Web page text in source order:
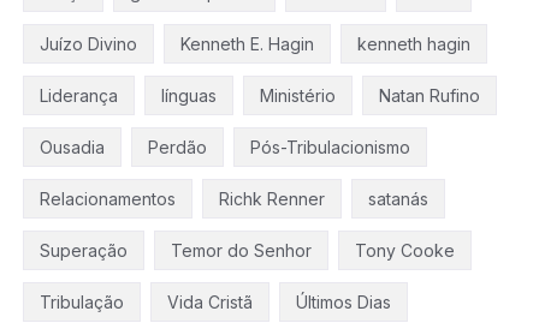
Juízo Divino Kenneth E. Hagin kenneth hagin
Liderança línguas Ministério Natan Rufino
Ousadia Perdão Pós-Tribulacionismo
Relacionamentos Richk Renner satanás
Superação Temor do Senhor Tony Cooke
Tribulação Vida Cristã Últimos Dias